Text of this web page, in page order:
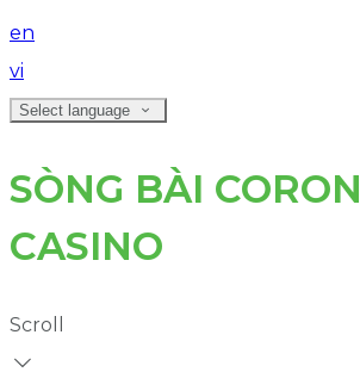
en
vi
Select language
SÒNG BÀI
CASINO
Scroll